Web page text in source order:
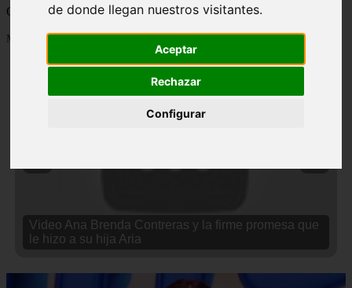
de donde llegan nuestros visitantes.
Aceptar
Rechazar
Configurar
Cosas curiosas, curiosidades, noticias impactantes y mucho mas
Mostrando 1 - 24 de 2834 artículos
Video Ana Brenda Contreras y la firme promesa que
le hizo a su hija Aria